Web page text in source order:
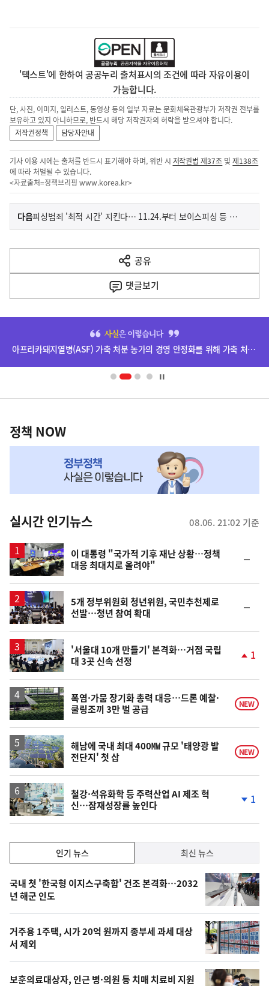
'텍스트'에 한하여 공공누리 출처표시의 조건에 따라 자유이용이
가능합니다.
단, 사진, 이미지, 일러스트, 동영상 등의 일부 자료는 문화체육관광부가 저작권 전부를
보유하고 있지 아니하므로, 반드시 해당 저작권자의 허락을 받으셔야 합니다.
저작권정책
담당자안내
기사 이용 시에는 출처를 반드시 표기해야 하며, 위반 시 저작권법 제37조 및제138조
에 따라 처벌될 수 있습니다.
<자료출처=정책브리핑 www.korea.kr>
이
전
다
음
다음기
피싱범죄 '최적 시간' 지킨다… 11.24.부터 보이스피싱 등 범죄 이용 전화번호 '10분 내 차단'
공유
열
기
댓글보기
단
배
영
아프리카돼지열병(ASF) 가축 처분 농가의 경영 안정화를 위해 가축 처분 보상금을 신속하게 지급하겠습니다.
책
NOW,
뉴
스
정책 NOW
실시간 인기뉴스 08.06. 21:02 기준
이 대통령 "국가적 기후 재난 상황…정책
대응 최대치로 올려야"
일
5개 정부위원회 청년위원, 국민추천제로
선발…청년 참여 확대
일
'서울대 10개 만들기' 본격화…거점 국립
대 3곳 신속 선정
계
승
1
폭염·가뭄 장기화 총력 대응…드론 예찰·
쿨링조끼 3만 벌 공급
NEW
해남에 국내 최대 400㎿ 규모 '태양광 발
전단지' 첫 삽
NEW
철강·석유화학 등 주력산업 AI 제조 혁
신…잠재성장률 높인다
계
락
1
기,
최
신,
오
늘
의
영
인기 뉴스 최신 뉴스
기
뉴
스
국내 첫 '한국형 이지스구축함' 건조 본격화…2032
년 해군 인도
거주용 1주택, 시가 20억 원까지 종부세 과세 대상
서 제외
보훈의료대상자, 인근 병·의원 등 치매 치료비 지원